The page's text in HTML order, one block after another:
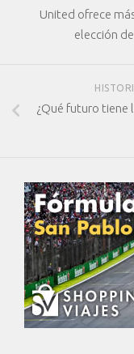
United ofrece
elección
¿Qué futuro tiene